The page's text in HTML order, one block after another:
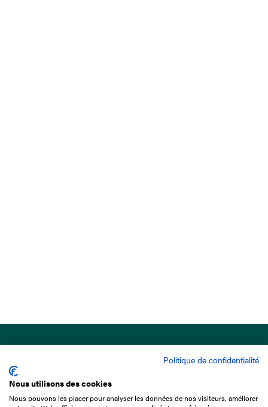
15 Boulevard de Douaumont
Politique de confidentialité
Nous utilisons des cookies
Nous pouvons les placer pour analyser les données de nos visiteurs, améliorer